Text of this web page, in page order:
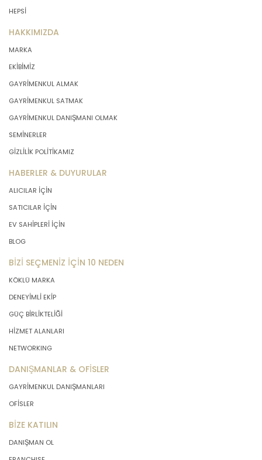
HEPSİ
HAKKIMIZDA
MARKA
EKİBİMİZ
GAYRİMENKUL ALMAK
GAYRİMENKUL SATMAK
GAYRİMENKUL DANIŞMANI OLMAK
SEMİNERLER
GİZLİLİK POLİTİKAMIZ
HABERLER & DUYURULAR
ALICILAR İÇİN
SATICILAR İÇİN
EV SAHİPLERİ İÇİN
BLOG
BİZİ SEÇMENİZ İÇİN 10 NEDEN
KÖKLÜ MARKA
DENEYİMLİ EKİP
GÜÇ BİRLİKTELİĞİ
HİZMET ALANLARI
NETWORKING
DANIŞMANLAR & OFİSLER
GAYRİMENKUL DANIŞMANLARI
OFİSLER
BİZE KATILIN
DANIŞMAN OL